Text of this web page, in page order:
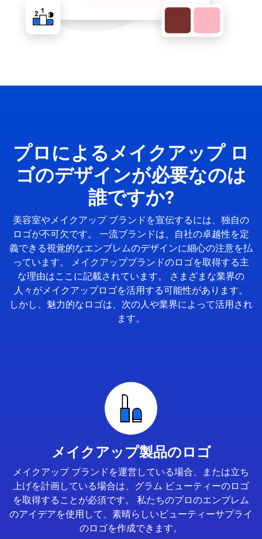
プロによるメイクアップ ロ
ゴのデザインが必要なのは
誰ですか?
美容室やメイクアップ ブランドを宣伝するには、独自の
ロゴが不可欠です。 一流ブランドは、自社の卓越性を定
義できる視覚的なエンブレムのデザインに細心の注意を払
っています。 メイクアップブランドのロゴを取得する主
な理由はここに記載されています。 さまざまな業界の
人々がメイクアップロゴを活用する可能性があります。
しかし、魅力的なロゴは、次の人や業界によって活用され
ます。
メイクアップ製品のロゴ
メイクアップ ブランドを運営している場合、または立ち
上げを計画している場合は、グラム ビューティーのロゴ
を取得することが必須です。 私たちのプロのエンブレム
のアイデアを使用して、素晴らしいビューティーサプライ
のロゴを作成できます。